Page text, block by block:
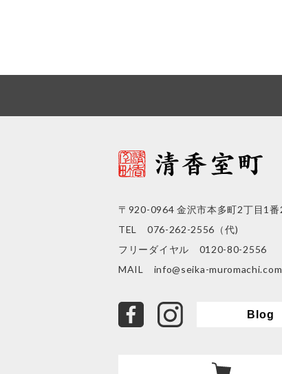
〒920-0964 金沢市本多町2丁目1番
TEL 076-262-2556（代)
フリーダイヤル 0120-80-2556
MAIL info@seika-muromachi.com
facebook
Blog